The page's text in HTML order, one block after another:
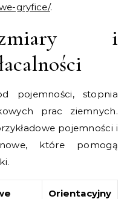
gryfice/.
i
pojemności, stopnia
prac ziemnych.
pojemności i
które pomogą
Orientacyjny